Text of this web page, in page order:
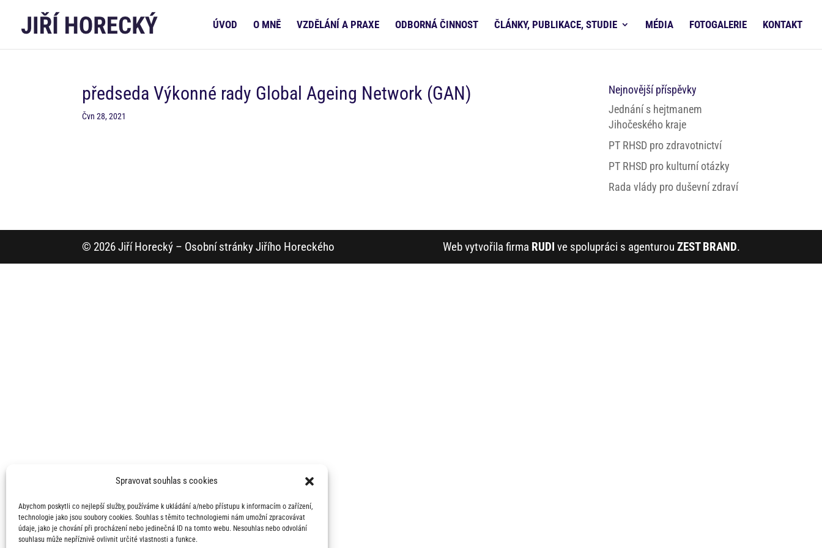
Spravovat souhlas s cookies
Abychom poskytli co nejlepší služby, používáme k ukládání a/nebo přístupu k informacím o zařízení,
technologie jako jsou soubory cookies. Souhlas s těmito technologiemi nám umožní zpracovávat
údaje, jako je chování při procházení nebo jedinečná ID na tomto webu. Nesouhlas nebo odvolání
souhlasu může nepříznivě ovlivnit určité vlastnosti a funkce.
ÚVOD O MNĚ VZDĚLÁNÍ A PRAXE ODBORNÁ ČINNOST ČLÁNKY, PUBLIKACE, STUDIE MÉDIA FOTOGALERIE KONTAKT
předseda Výkonné rady Global Ageing Network (GAN)
Čvn 28, 2021
Nejnovější příspěvky
Jednání s hejtmanem
Jihočeského kraje
PT RHSD pro zdravotnictví
PT RHSD pro kulturní otázky
Rada vlády pro duševní zdraví
© 2026 Jiří Horecký – Osobní stránky Jiřího Horeckého Web vytvořila firma RUDI ve spolupráci s agenturou ZEST BRAND.